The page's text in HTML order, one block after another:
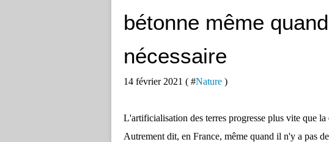
bétonne même
nécessaire
14 février 2021 ( #Nature )
L'artificialisation des terres progresse plus vite que
Autrement dit, en France, même quand il n'y a pas